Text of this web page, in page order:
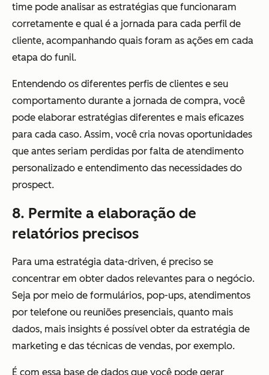
time pode analisar as estratégias que funcionaram
corretamente e qual é a jornada para cada perfil de
cliente, acompanhando quais foram as ações em cada
etapa do funil.
Entendendo os diferentes perfis de clientes e seu
comportamento durante a jornada de compra, você
pode elaborar estratégias diferentes e mais eficazes
para cada caso. Assim, você cria novas oportunidades
que antes seriam perdidas por falta de atendimento
personalizado e entendimento das necessidades do
prospect.
8. Permite a elaboração de
relatórios precisos
Para uma estratégia data-driven, é preciso se
concentrar em obter dados relevantes para o negócio.
Seja por meio de formulários, pop-ups, atendimentos
por telefone ou reuniões presenciais, quanto mais
dados, mais insights é possível obter da estratégia de
marketing e das técnicas de vendas, por exemplo.
É com essa base de dados que você pode gerar